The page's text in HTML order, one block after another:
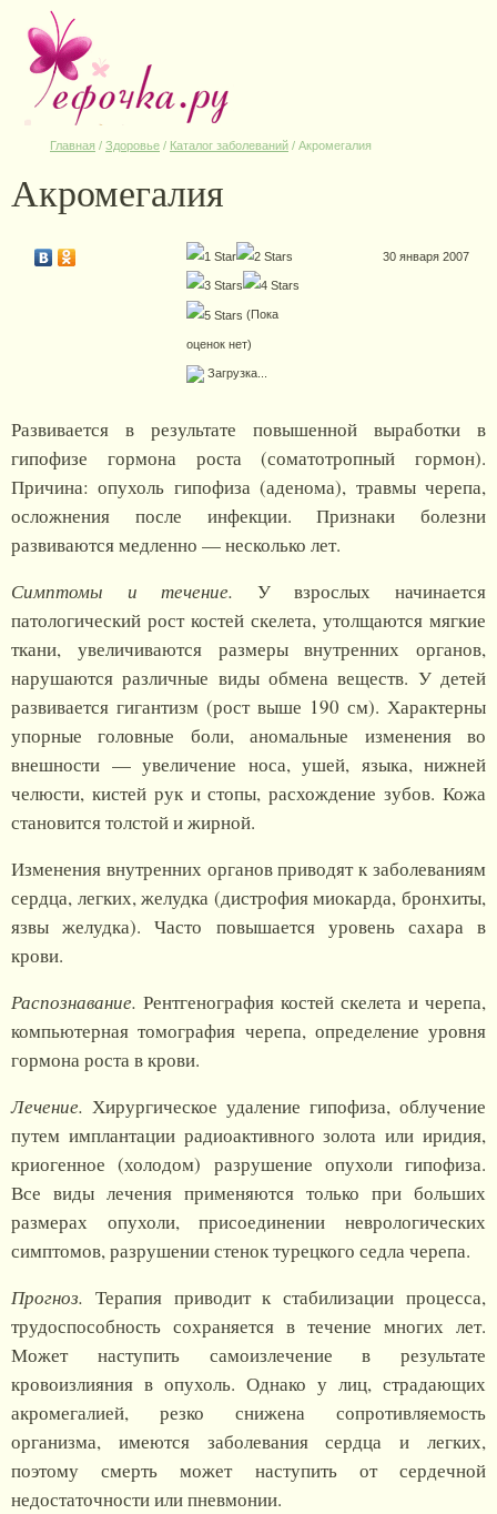
Главная / Здоровье / Каталог заболеваний / Акромегалия
Акромегалия
(Пока
оценок нет)
Загрузка...
30 января 2007
Развивается в результате повышенной выработки в
гипофизе гормона роста (соматотропный гормон).
Причина: опухоль гипофиза (аденома), травмы черепа,
осложнения после инфекции. Признаки болезни
развиваются медленно — несколько лет.
Симптомы и течение. У взрослых начинается
патологический рост костей скелета, утолщаются мягкие
ткани, увеличиваются размеры внутренних органов,
нарушаются различные виды обмена веществ. У детей
развивается гигантизм (рост выше 190 см). Характерны
упорные головные боли, аномальные изменения во
внешности — увеличение носа, ушей, языка, нижней
челюсти, кистей рук и стопы, расхождение зубов. Кожа
становится толстой и жирной.
Изменения внутренних органов приводят к заболеваниям
сердца, легких, желудка (дистрофия миокарда, бронхиты,
язвы желудка). Часто повышается уровень сахара в
крови.
Распознавание. Рентгенография костей скелета и черепа,
компьютерная томография черепа, определение уровня
гормона роста в крови.
Лечение. Хирургическое удаление гипофиза, облучение
путем имплантации радиоактивного золота или иридия,
криогенное (холодом) разрушение опухоли гипофиза.
Все виды лечения применяются только при больших
размерах опухоли, присоединении неврологических
симптомов, разрушении стенок турецкого седла черепа.
Прогноз. Терапия приводит к стабилизации процесса,
трудоспособность сохраняется в течение многих лет.
Может наступить самоизлечение в результате
кровоизлияния в опухоль. Однако у лиц, страдающих
акромегалией, резко снижена сопротивляемость
организма, имеются заболевания сердца и легких,
поэтому смерть может наступить от сердечной
недостаточности или пневмонии.